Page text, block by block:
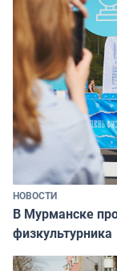
НОВОСТИ
В Мурманске
физкультурника